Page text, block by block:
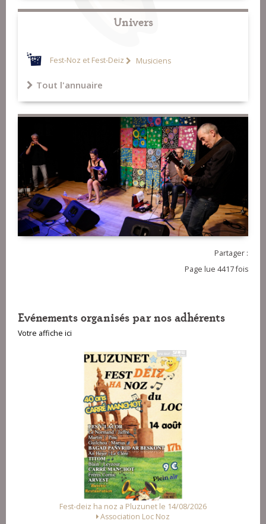
Univers
Fest-Noz et Fest-Deiz Musiciens
Tout l'annuaire
Partager :
Page lue 4417 fois
Evénements organisés par nos adhérents
Votre affiche ici
le 14/08/2026
Fest Noz a Arzal le 15/08/2026
Alliance des Associations d'Arzal